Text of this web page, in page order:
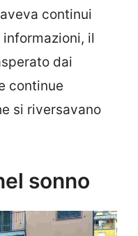
continui
il
dai
continue
si riversavano
sonno